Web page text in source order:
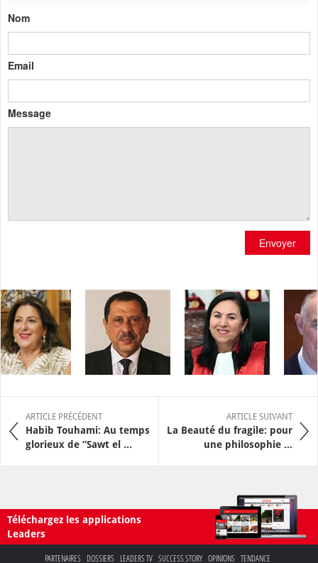
Nom
Email
Message
Envoyer
ARTICLE PRÉCÉDENT
Habib Touhami: Au temps
glorieux de “Sawt el ...
ARTICLE SUIVANT
La Beauté du fragile: pour
une philosophie ...
Téléchargez les applications
Leaders
PARTENAIRES DOSSIERS LEADERS TV SUCCESS STORY OPINIONS TENDANCE